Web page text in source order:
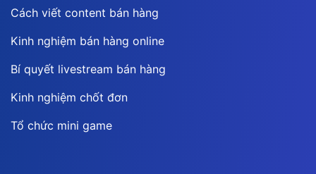
Cách viết content bán hàng
Kinh nghiệm bán hàng online
Bí quyết livestream bán hàng
Kinh nghiệm chốt đơn
Tổ chức mini game